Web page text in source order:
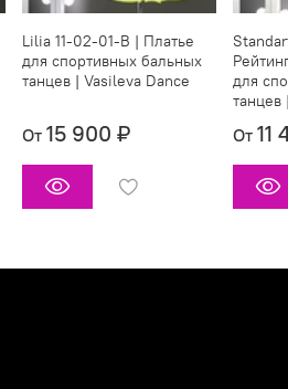
Lilia 11-02-01-B | Платье
для спортивных бальных
танцев | Vasileva Dance
От 15 900 ₽
для
танцев
От 11